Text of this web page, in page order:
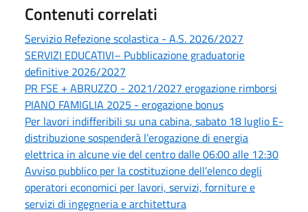
Contenuti correlati
Servizio Refezione scolastica - A.S. 2026/2027
SERVIZI EDUCATIVI– Pubblicazione graduatorie
definitive 2026/2027
PR FSE + ABRUZZO - 2021/2027 erogazione rimborsi
PIANO FAMIGLIA 2025 - erogazione bonus
Per lavori indifferibili su una cabina, sabato 18 luglio E-
distribuzione sospenderà l’erogazione di energia
elettrica in alcune vie del centro dalle 06:00 alle 12:30
Avviso pubblico per la costituzione dell’elenco degli
operatori economici per lavori, servizi, forniture e
servizi di ingegneria e architettura